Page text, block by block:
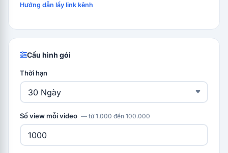
Hướng dẫn lấy link kênh
Cấu hình gói
Thời hạn
Số view mỗi video — từ 1.000 đến 100.000